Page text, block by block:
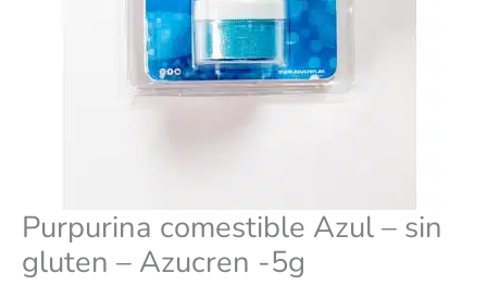
Purpurina comestible Azul – sin
gluten – Azucren -5g